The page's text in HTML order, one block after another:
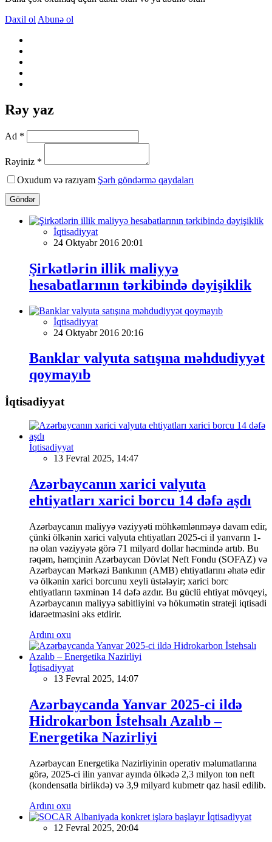
Daxil ol Abunə ol
Rəy yaz
Ad *
Rəyiniz *
Oxudum və razıyam Şərh göndərmə qaydaları
Göndər
İqtisadiyyat
24 Oktyabr 2016 20:01
Şirkətlərin illik maliyyə
hesabatlarının tərkibində dəyişiklik
İqtisadiyyat
24 Oktyabr 2016 20:16
Banklar valyuta satışına məhdudiyyət
qoymayıb
İqtisadiyyat
İqtisadiyyat
13 Fevral 2025, 14:47
Azərbaycanın xarici valyuta
ehtiyatları xarici borcu 14 dəfə aşdı
Azərbaycanın maliyyə vəziyyəti möhkəmlənməyə davam edir,
çünki ölkənin xarici valyuta ehtiyatları 2025-ci il yanvarın 1-
nə olan vəziyyətə görə 71 milyard dollar həcmində artıb. Bu
rəqəm, həmçinin Azərbaycan Dövlət Neft Fondu (SOFAZ) və
Azərbaycan Mərkəzi Bankının (AMB) ehtiyatlarını əhatə edir
və ölkənin xarici borcunu xeyli üstələyir; xarici borc
ehtiyatların təxminən 14 dəfə azdır. Bu güclü ehtiyat mövqeyi,
Azərbaycanın maliyyə sabitliyini və hökumətin strateji iqtisadi
idarəetməsini əks etdirir.
Ardını oxu
İqtisadiyyat
13 Fevral 2025, 14:07
Azərbaycanda Yanvar 2025-ci ildə
Hidrokarbon İstehsalı Azalıb –
Energetika Nazirliyi
Azərbaycan Energetika Nazirliyinin operativ məlumatlarına
görə, 2025-ci ilin yanvar ayında ölkədə 2,3 milyon ton neft
(kondensatla birlikdə) və 3,9 milyard kubmetr qaz hasil edilib.
Ardını oxu
İqtisadiyyat
12 Fevral 2025, 20:04